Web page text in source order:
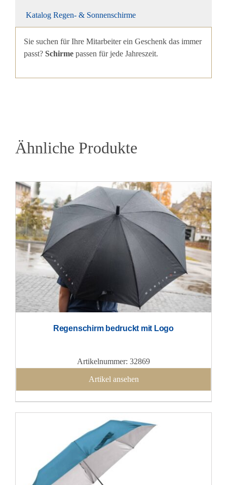
Katalog Regen- & Sonnenschirme
Sie suchen für Ihre Mitarbeiter ein Geschenk das immer
passt? Schirmepassen für jede Jahreszeit.
Ähnliche Produkte
Regenschirm bedruckt mit Logo
Artikelnummer: 32869
Artikel ansehen